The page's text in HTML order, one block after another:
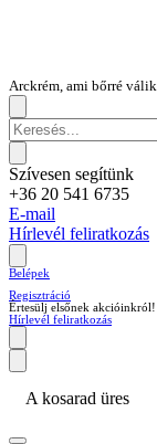
Arckrém, ami bőrré válik
Szívesen segítünk
+36 20 541 6735
E-mail
Hírlevél feliratkozás
Belépek
Regisztráció
Értesülj elsőnek akcióinkról!
Hírlevél feliratkozás
A kosarad üres